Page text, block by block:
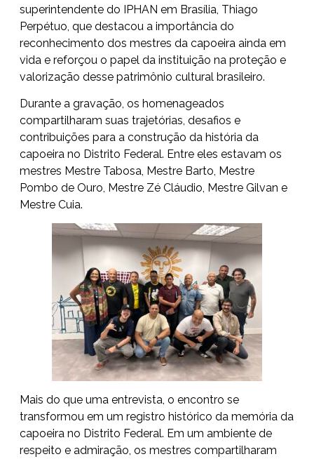
superintendente do IPHAN em Brasília, Thiago
Perpétuo, que destacou a importância do
reconhecimento dos mestres da capoeira ainda em
vida e reforçou o papel da instituição na proteção e
valorização desse patrimônio cultural brasileiro.
Durante a gravação, os homenageados
compartilharam suas trajetórias, desafios e
contribuições para a construção da história da
capoeira no Distrito Federal. Entre eles estavam os
mestres Mestre Tabosa, Mestre Barto, Mestre
Pombo de Ouro, Mestre Zé Cláudio, Mestre Gilvan e
Mestre Cuia.
Mais do que uma entrevista, o encontro se
transformou em um registro histórico da memória da
capoeira no Distrito Federal. Em um ambiente de
respeito e admiração, os mestres compartilharam